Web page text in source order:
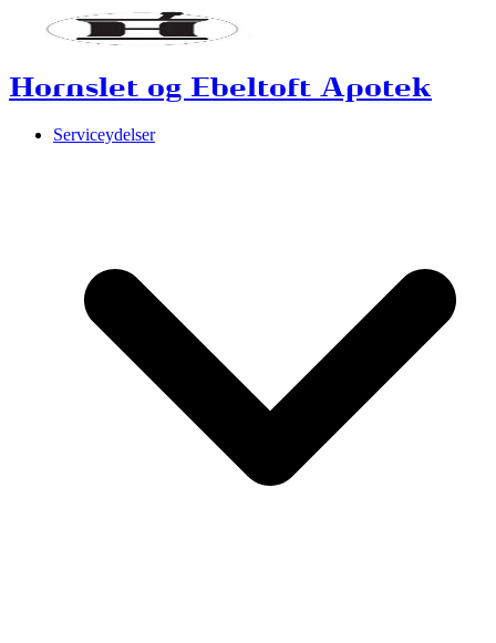
Hornslet og Ebeltoft Apotek
Serviceydelser